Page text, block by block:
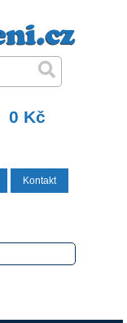
0 Kč
Kontakt